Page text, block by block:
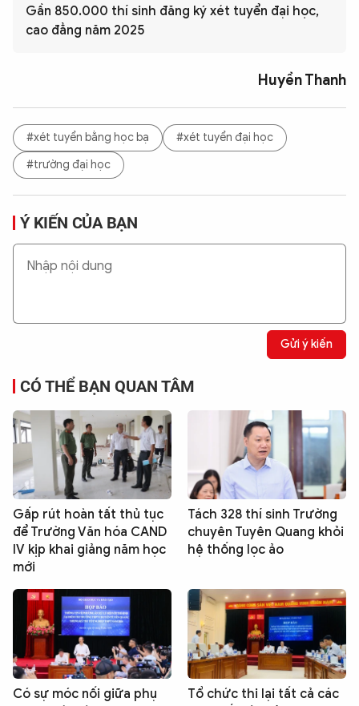
Gần 850.000 thí sinh đăng ký xét tuyển đại học,
cao đẳng năm 2025
Huyền Thanh
#xét tuyển bằng học bạ
#xét tuyển đại học
#trường đại học
Ý KIẾN CỦA BẠN
Gửi ý kiến
CÓ THỂ BẠN QUAN TÂM
Gấp rút hoàn tất thủ tục
để Trường Văn hóa CAND
IV kịp khai giảng năm học
mới
Tách 328 thí sinh Trường
chuyên Tuyên Quang khỏi
hệ thống lọc ảo
Có sự móc nối giữa phụ
Tổ chức thi lại tất cả các